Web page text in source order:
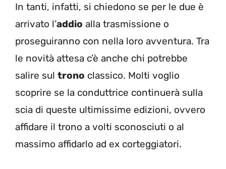
In tanti, infatti, si chiedono se per le due è
arrivato l’addio alla trasmissione o
proseguiranno con nella loro avventura. Tra
le novità attesa c’è anche chi potrebbe
salire sul trono classico. Molti voglio
scoprire se la conduttrice continuerà sulla
scia di queste ultimissime edizioni, ovvero
affidare il trono a volti sconosciuti o al
massimo affidarlo ad ex corteggiatori.